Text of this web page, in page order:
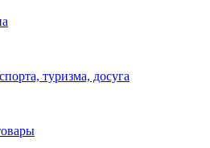
туризма, досуга